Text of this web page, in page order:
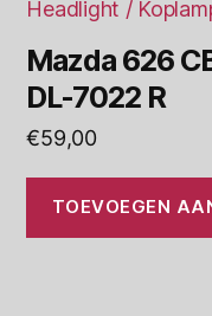
Mazda 626
DL-7022 R
€59,00
TOEVOEGEN